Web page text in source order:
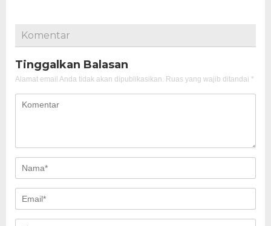
Komentar
Tinggalkan Balasan
Alamat email Anda tidak akan dipublikasikan. Ruas yang wajib ditandai *